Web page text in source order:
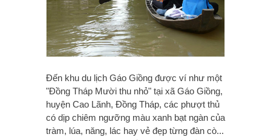
Đến khu du lịch Gáo Giồng được ví như một
"Đồng Tháp Mười thu nhỏ" tại xã Gáo Giồng,
huyện Cao Lãnh, Đồng Tháp, các phượt thủ
có dịp chiêm ngưỡng màu xanh bạt ngàn của
tràm, lúa, năng, lác hay vẻ đẹp từng đàn cò...